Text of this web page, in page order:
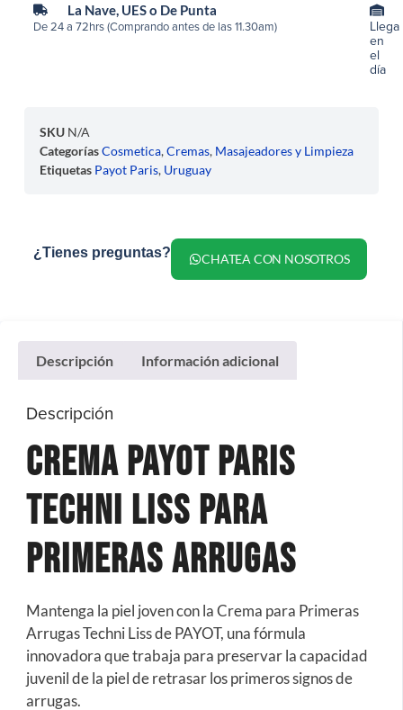
La Nave, UES o De Punta
De 24 a 72hrs (Comprando antes de las 11.30am)
Llega
en
el
día
SKU N/A
CategoríasCosmetica,Cremas, Masajeadores y Limpieza
Etiquetas Payot Paris, Uruguay
¿Tienes preguntas? CHATEA CON NOSOTROS
Descripción Información adicional
Descripción
Crema Payot Paris
TECHNI LISS para
primeras arrugas
Mantenga la piel joven con la Crema para Primeras
Arrugas Techni Liss de PAYOT, una fórmula
innovadora que trabaja para preservar la capacidad
juvenil de la piel de retrasar los primeros signos de
arrugas.